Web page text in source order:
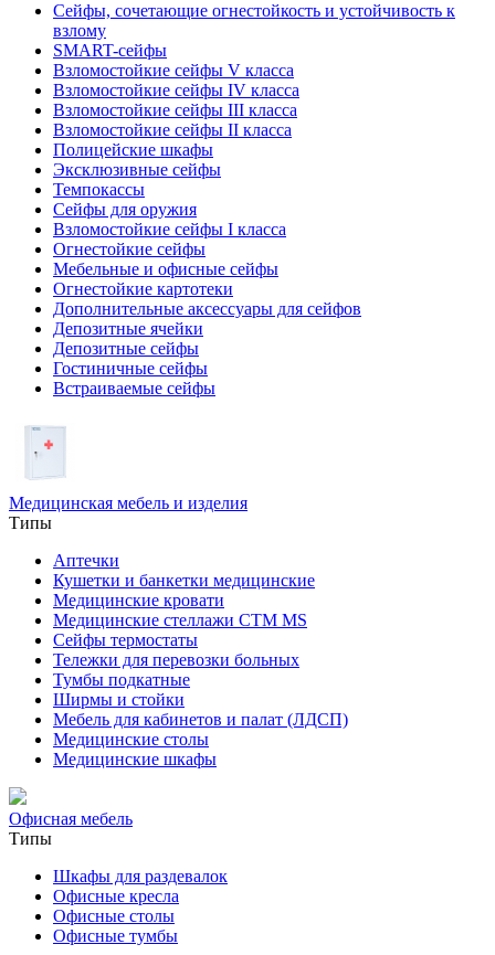
Сейфы, сочетающие огнестойкость и устойчивость к
взлому
SMART-сейфы
Взломостойкие сейфы V класса
Взломостойкие сейфы IV класса
Взломостойкие сейфы III класса
Взломостойкие сейфы II класса
Полицейские шкафы
Эксклюзивные сейфы
Темпокассы
Сейфы для оружия
Взломостойкие сейфы I класса
Огнестойкие сейфы
Мебельные и офисные сейфы
Огнестойкие картотеки
Дополнительные аксессуары для сейфов
Депозитные ячейки
Депозитные сейфы
Гостиничные сейфы
Встраиваемые сейфы
Медицинская мебель и изделия
Типы
Аптечки
Кушетки и банкетки медицинские
Медицинские кровати
Медицинские стеллажи CTM MS
Сейфы термостаты
Тележки для перевозки больных
Тумбы подкатные
Ширмы и стойки
Мебель для кабинетов и палат (ЛДСП)
Медицинские столы
Медицинские шкафы
Офисная мебель
Типы
Шкафы для раздевалок
Офисные кресла
Офисные столы
Офисные тумбы